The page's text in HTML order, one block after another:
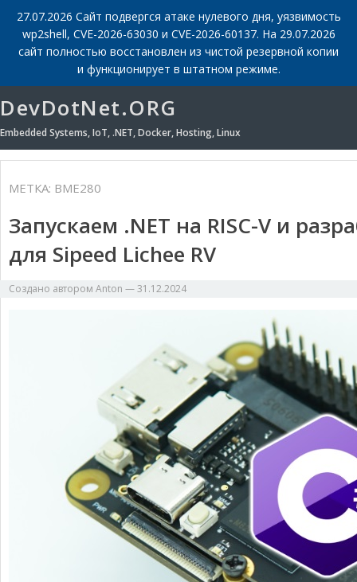
27.07.2026 Сайт подвергся атаке нулевого дня, уязвимость
wp2shell, CVE-2026-63030 и CVE-2026-60137. На 29.07.2026
сайт полностью восстановлен из чистой резервной копии
и функционирует в штатном режиме.
DevDotNet.ORG
Embedded Systems, IoT, .NET, Docker, Hosting, Linux
МЕТКА: BME280
Запускаем .NET на RISC-V и
для Sipeed Lichee RV
Создано автором Anton —31.12.2024